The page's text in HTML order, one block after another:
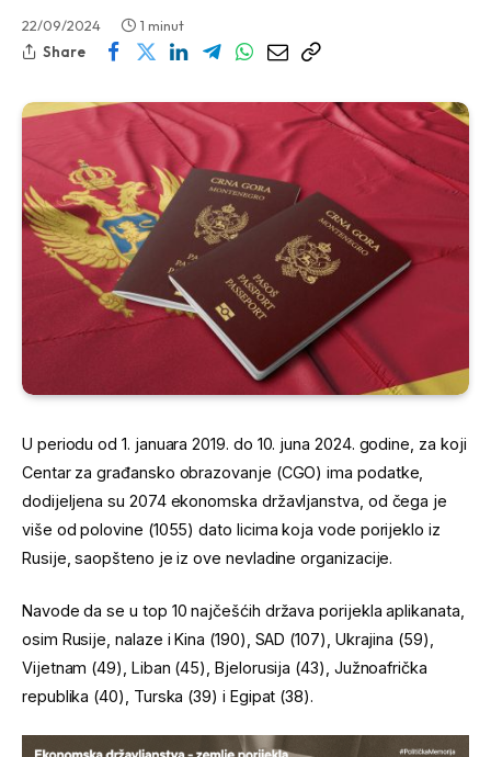
22/09/2024
1 minut
Share
U periodu od 1. januara 2019. do 10. juna 2024. godine, za koji
Centar za građansko obrazovanje (CGO) ima podatke,
dodijeljena su 2074 ekonomska državljanstva, od čega je
više od polovine (1055) dato licima koja vode porijeklo iz
Rusije, saopšteno je iz ove nevladine organizacije.
Navode da se u top 10 najčešćih država porijekla aplikanata,
osim Rusije, nalaze i Kina (190), SAD (107), Ukrajina (59),
Vijetnam (49), Liban (45), Bjelorusija (43), Južnoafrička
republika (40), Turska (39) i Egipat (38).